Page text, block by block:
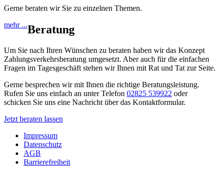
Gerne beraten wir Sie zu einzelnen Themen.
mehr ...Beratung
Um Sie nach Ihren Wünschen zu beraten haben wir das Konzept
Zahlungsverkehrsberatung umgesetzt. Aber auch für die einfachen
Fragen im Tagesgeschäft stehen wir Ihnen mit Rat und Tat zur Seite.
Gerne besprechen wir mit Ihnen die richtige Beratungsleistung.
Rufen Sie uns einfach an unter Telefon 02825 539922 oder
schicken Sie uns eine Nachricht über das Kontaktformular.
Jetzt beraten lassen
Impressum
Datenschutz
AGB
Barrierefreiheit